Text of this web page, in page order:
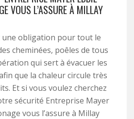
VOUS L’ASSURE À MILLAY
une obligation pour tout le
cheminées, poêles de tous
qui sert à évacuer les
que la chaleur circule très
Et si vous voulez cherchez
sécurité Entreprise Mayer
vous l’assure à Millay